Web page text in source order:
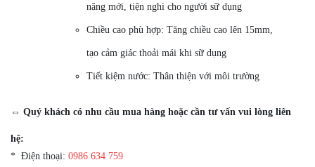
năng mới, tiện nghi cho người sữ dụng
Chiều cao phù hợp: Tăng chiều cao lên 15mm,
tạo cảm giác thoải mái khi sữ dụng
Tiết kiệm nước: Thân thiện với môi trường
⇔ Quý khách có nhu cầu mua hàng hoặc cần tư vấn vui lòng liên
hệ:
* Điện thoại: 0986 634 759